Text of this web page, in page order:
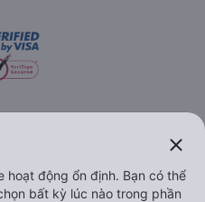
keyboard_arrow_down
keyboard_arrow_down
close
hoạt động ổn định. Bạn có thể
bất kỳ lúc nào trong phần